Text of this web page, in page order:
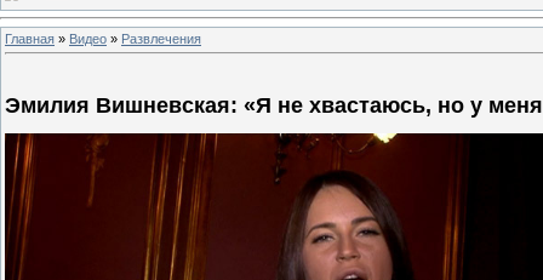
Главная » Видео » Развлечения
Эмилия Вишневская: «Я не хвастаюсь, но у меня